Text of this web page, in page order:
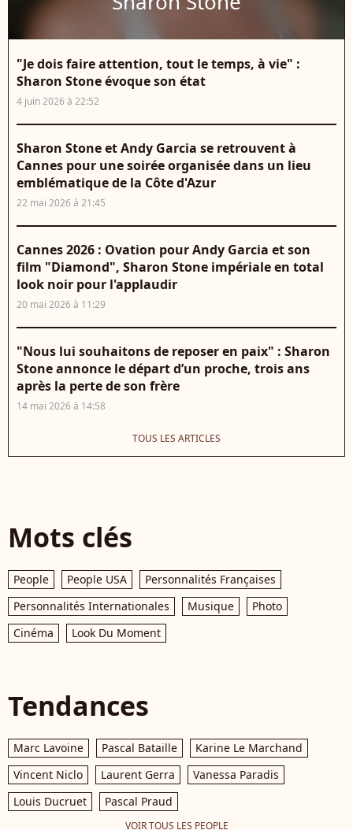
"Je dois faire attention, tout le temps, à vie" :
Sharon Stone évoque son état
4 juin 2026 à 22:52
Sharon Stone et Andy Garcia se retrouvent à
Cannes pour une soirée organisée dans un lieu
emblématique de la Côte d'Azur
22 mai 2026 à 21:45
Cannes 2026 : Ovation pour Andy Garcia et son
film "Diamond", Sharon Stone impériale en total
look noir pour l'applaudir
20 mai 2026 à 11:29
"Nous lui souhaitons de reposer en paix" : Sharon
Stone annonce le départ d’un proche, trois ans
après la perte de son frère
14 mai 2026 à 14:58
TOUS LES ARTICLES
Mots clés
People People USA
Personnalités Françaises
Personnalités Internationales
Musique
Photo
Cinéma
Look Du Moment
Tendances
Marc Lavoine Pascal Bataille
Karine Le Marchand
Vincent Niclo
Laurent Gerra
Vanessa Paradis
Louis Ducruet
Pascal Praud
VOIR TOUS LES PEOPLE